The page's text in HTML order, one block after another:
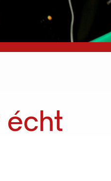
écht